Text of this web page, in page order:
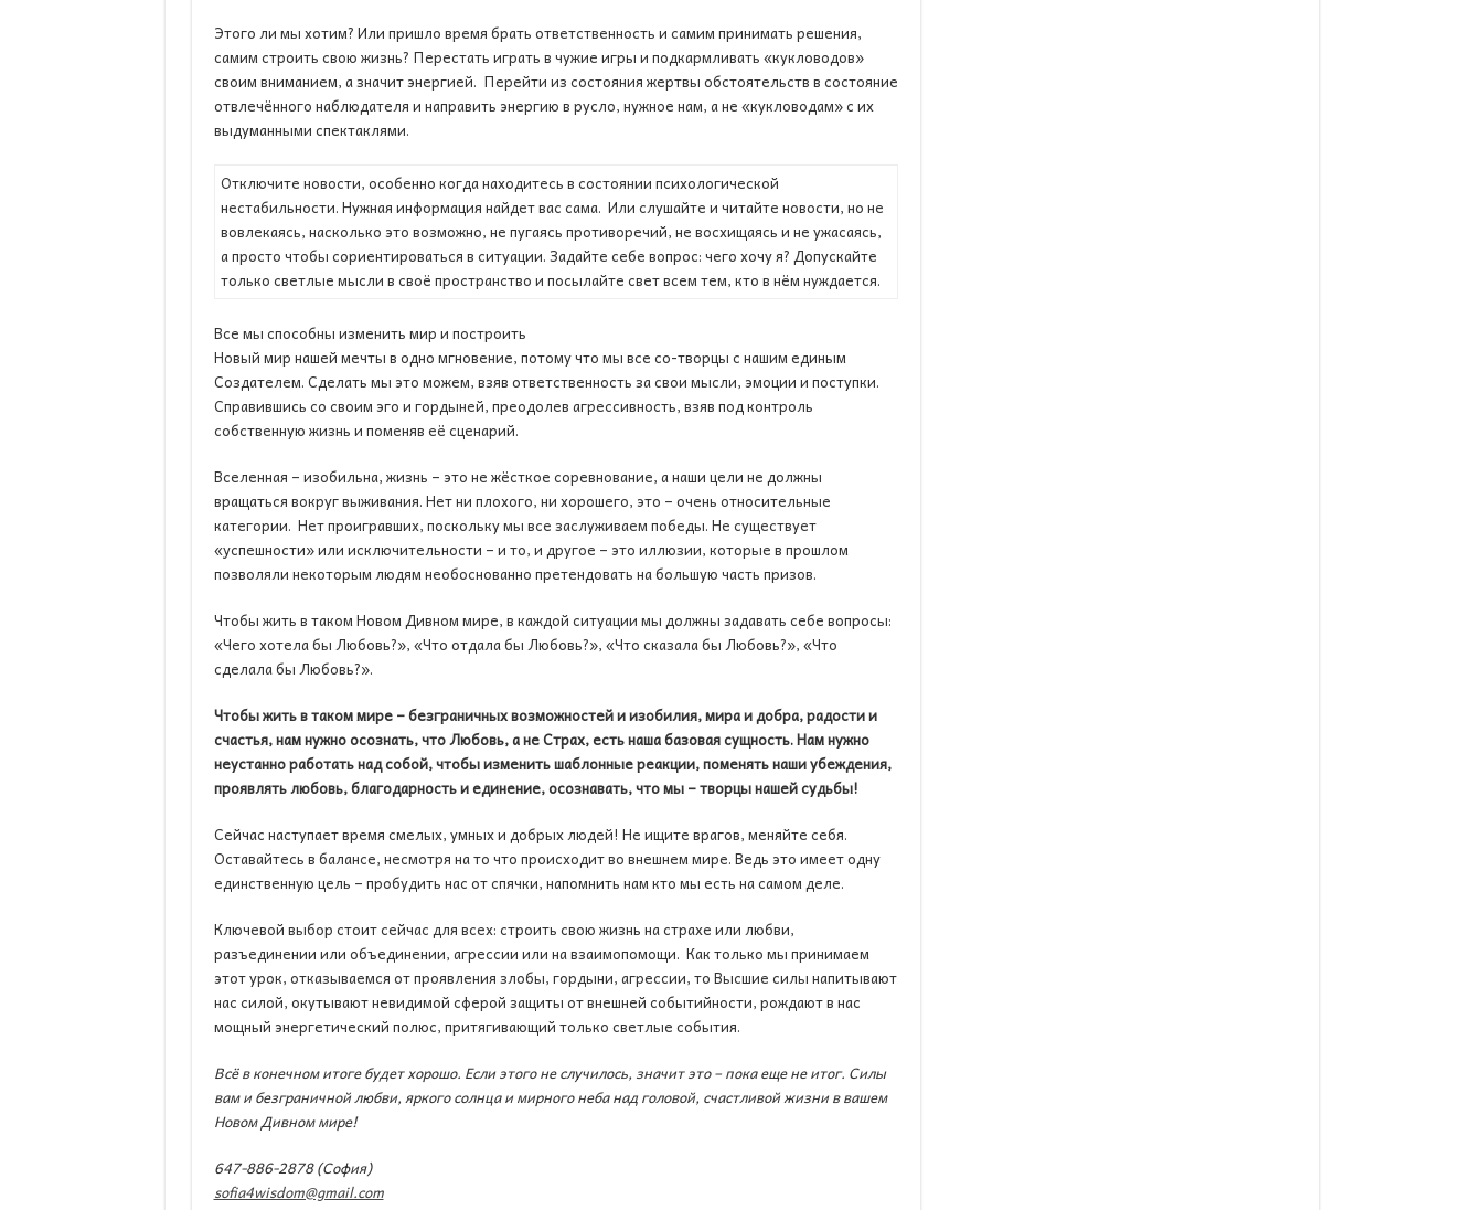
Этого ли мы хотим? Или пришло время брать ответственность и самим принимать решения,
самим строить свою жизнь? Перестать играть в чужие игры и подкармливать «кукловодов»
своим вниманием, а значит энергией. Перейти из состояния жертвы обстоятельств в состояние
отвлечённого наблюдателя и направить энергию в русло, нужное нам, а не «кукловодам» с их
выдуманными спектаклями.
Отключите новости, особенно когда находитесь в состоянии психологической
нестабильности. Нужная информация найдет вас сама. Или слушайте и читайте новости, но не
вовлекаясь, насколько это возможно, не пугаясь противоречий, не восхищаясь и не ужасаясь,
а просто чтобы сориентироваться в ситуации. Задайте себе вопрос: чего хочу я? Допускайте
только светлые мысли в своё пространство и посылайте свет всем тем, кто в нём нуждается.
Все мы способны изменить мир и построить
Новый мир нашей мечты в одно мгновение, потому что мы все со-творцы с нашим единым
Создателем. Сделать мы это можем, взяв ответственность за свои мысли, эмоции и поступки.
Справившись со своим эго и гордыней, преодолев агрессивность, взяв под контроль
собственную жизнь и поменяв её сценарий.
Вселенная – изобильна, жизнь – это не жёсткое соревнование, а наши цели не должны
вращаться вокруг выживания. Нет ни плохого, ни хорошего, это – очень относительные
категории. Нет проигравших, поскольку мы все заслуживаем победы. Не существует
«yспешности» или исключительности – и то, и другое – это иллюзии, которые в прошлом
позволяли некоторым людям необоснованно претендовать на большую часть призов.
Чтобы жить в таком Новом Дивном мире, в каждой ситуации мы должны задавать себе вопросы:
«Чего хотела бы Любовь?», «Что отдала бы Любовь?», «Что сказала бы Любовь?», «Что
сделала бы Любовь?».
Чтобы жить в таком мире – безграничных возможностейи изобилия, мира и добра, радости и
счастья, нам нужно осознать, что Любовь, а не Страх, есть наша базовая сущность. Нам нужно
неустанно работать над собой, чтобы изменить шаблонные реакции, поменять наши убеждения,
проявлять любовь, благодарность и единение, осознавать, что мы – творцы нашей судьбы!
Сейчас наступает время смелых, умных и добрых людей! Не ищите врагов, меняйте себя.
Оставайтесь в балансе, несмотря на то что происходит во внешнем мире. Ведь это имеет одну
единственную цель – пробудить нас от спячки, напомнить нам кто мы есть на самом деле.
Ключевой выбор стоит сейчас для всех: строить свою жизнь на страхе или любви,
разъединении или объединении, агрессии или нa взаимопомощи. Как только мы принимаем
этот урок, отказываемся от проявления злобы, гордыни, агрессии, то Высшие силы напитывают
нас силой, окутывают невидимой сферой защиты от внешней событийности, рождают в нас
мощный энергетический полюс, притягивающий только светлые события.
Всё в конечном итоге будет хорошо. Если этого не случилось, значит это – пока еще не итог. Силы
вам и безграничной любви, яркого солнца и мирного неба над головой, счастливой жизни в вашем
Новом Дивном мире!
647-886-2878 (София)
sofia4wisdom@gmail.com